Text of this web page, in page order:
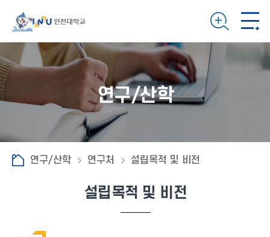
연구/산학
연구/산학 연구처 설립목적 및 비전
설립목적 및 비전